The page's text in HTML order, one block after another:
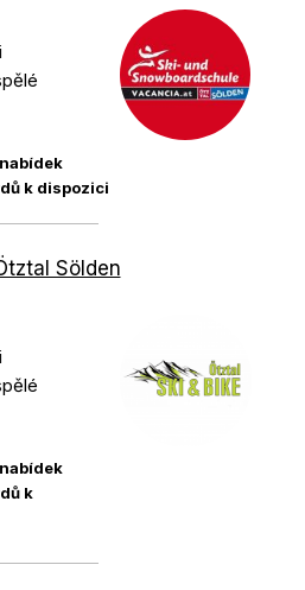
k dispozici
Sölden
k